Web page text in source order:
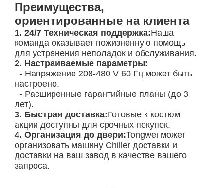
Преимущества,
ориентированные на клиента
1. 24/7 Техническая поддержка:Наша
команда оказывает пожизненную помощь
для устранения неполадок и обслуживания.
2. Настраиваемые параметры:
- Напряжение 208-480 V 60 Гц может быть
настроено.
- Расширенные гарантийные планы (до 3
лет).
3. Быстрая доставка:Готовые к костюм
акции доступны для срочных покупок.
4. Организация до двери:Tongwei может
организовать машину Chiller доставки и
доставки на ваш завод в качестве вашего
запроса.